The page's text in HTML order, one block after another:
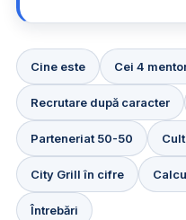
Cine este Cei 4
Recrutare după caracter
Parteneriat 50-50
City Grill în cifre
Întrebări